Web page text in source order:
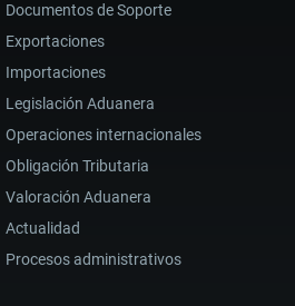
EN
LA
IMPORTACIÓN
DE
DERIVADOS
Documentos de Soporte
Exportaciones
Importaciones
Legislación Aduanera
Operaciones internacionales
Obligación Tributaria
Valoración Aduanera
Actualidad
Procesos administrativos